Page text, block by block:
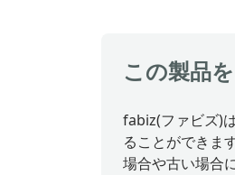
この製品
fabiz(ファビズ)
ることができま
場合や古い場合